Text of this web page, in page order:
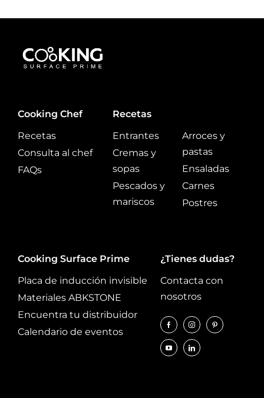
Cooking Chef
Recetas
Consulta al chef
FAQs
Recetas
Entrantes
Cremas y
sopas
Pescados y
mariscos
Arroces y
pastas
Ensaladas
Carnes
Postres
Cooking Surface Prime
Placa de inducción invisible
Materiales ABKSTONE
Encuentra tu distribuidor
Calendario de eventos
¿Tienes dudas?
Contacta con
nosotros